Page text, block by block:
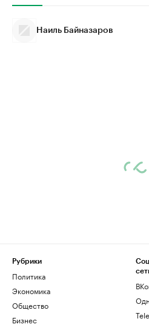
Наиль Байназаров
Рубрики
Политика
Экономика
Общество
Бизнес